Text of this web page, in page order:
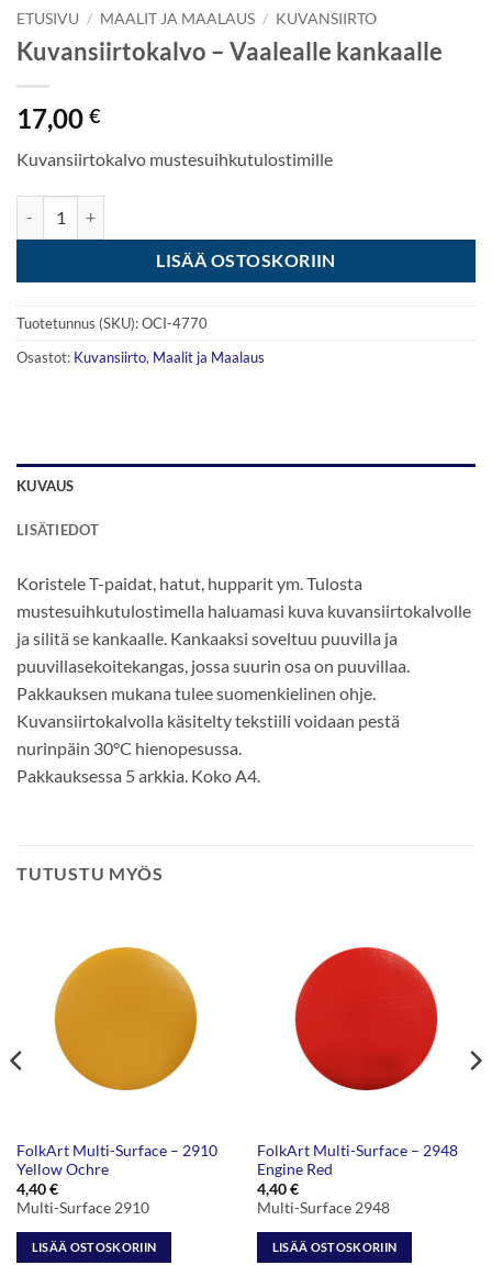
ETUSIVU / MAALIT JA MAALAUS / KUVANSIIRTO
Kuvansiirtokalvo – Vaalealle kankaalle
17,00 €
Kuvansiirtokalvo mustesuihkutulostimille
LISÄÄ OSTOSKORIIN
Tuotetunnus (SKU):OCI-4770
Osastot: Kuvansiirto, Maalit ja Maalaus
KUVAUS
LISÄTIEDOT
Koristele T-paidat, hatut, hupparit ym. Tulosta
mustesuihkutulostimella haluamasi kuva kuvansiirtokalvolle
ja silitä se kankaalle. Kankaaksi soveltuu puuvilla ja
puuvillasekoitekangas, jossa suurin osa on puuvillaa.
Pakkauksen mukana tulee suomenkielinen ohje.
Kuvansiirtokalvolla käsitelty tekstiili voidaan pestä
nurinpäin 30°C hienopesussa.
Pakkauksessa 5 arkkia. Koko A4.
TUTUSTU MYÖS
FolkArt Multi-Surface – 2910
Yellow Ochre
4,40€
Multi-Surface 2910
LISÄÄ OSTOSKORIIN
FolkArt Multi-Surface – 2948
Engine Red
4,40€
Multi-Surface 2948
LISÄÄ OSTOSKORIIN